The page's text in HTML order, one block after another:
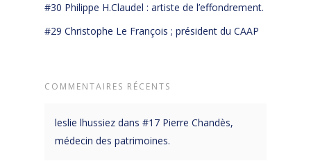
#30 Philippe H.Claudel : artiste de l’effondrement.
#29 Christophe Le François ; président du CAAP
COMMENTAIRES RÉCENTS
leslie lhussiez dans #17 Pierre Chandès,
médecin des patrimoines.